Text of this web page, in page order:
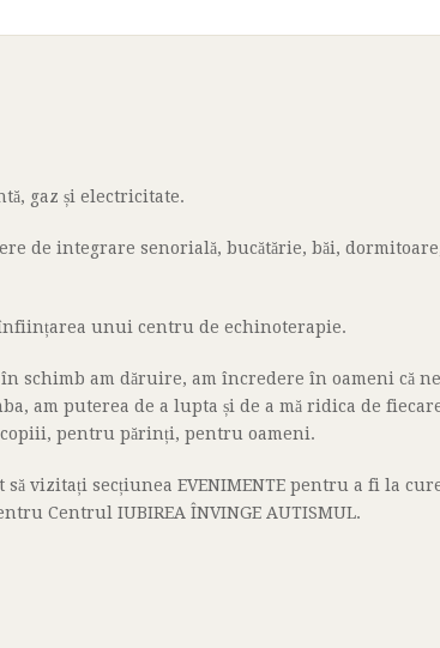
gaz și electricitate.
de integrare senorială, bucătărie, băi,
unui centru de echinoterapie.
schimb am dăruire, am încredere în oameni că
am puterea de a lupta și de a mă ridica de
pentru părinți, pentru oameni.
vizitați secțiunea EVENIMENTE pentru a fi la
Centrul IUBIREA ÎNVINGE AUTISMUL.